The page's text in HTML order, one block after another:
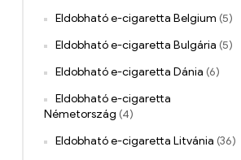
Eldobható e-cigaretta Belgium (5)
Eldobható e-cigaretta Bulgária (5)
Eldobható e-cigaretta Dánia (6)
Eldobható e-cigaretta
Németország (4)
Eldobható e-cigaretta Litvánia (36)